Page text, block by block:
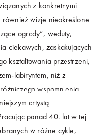
z konkretnymi
również wizje nieokreślone
ogrody”, weduty,
ciekawych, zaskakujących
kształtowania przestrzeni,
labiryntem, niż z
wspomnienia.
artystą
ponad 40. lat w tej
w różne cykle,